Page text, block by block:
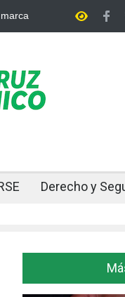
rompe dos décadas
Derecho y